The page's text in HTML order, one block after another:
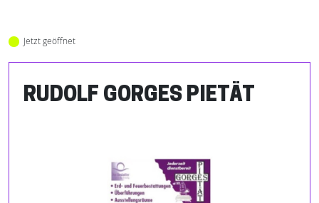
Jetzt geöffnet
RUDOLF GORGES PIETÄT